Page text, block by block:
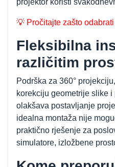
💡 Pročitajte zašto
Fleksibilna
različitim
Podrška za 360°
korekciju geometrije slike
olakšava postavljanje
idealna montaža nije
praktično rješenje za
simulatore, izložbene